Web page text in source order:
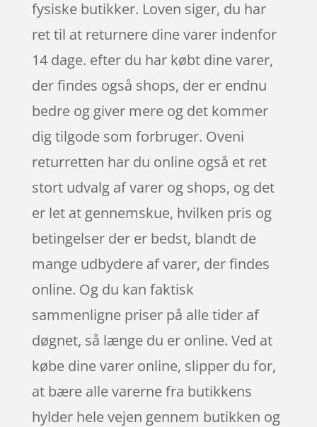
fysiske butikker. Loven siger, du har
ret til at returnere dine varer indenfor
14 dage. efter du har købt dine varer,
der findes også shops, der er endnu
bedre og giver mere og det kommer
dig tilgode som forbruger. Oveni
returretten har du online også et ret
stort udvalg af varer og shops, og det
er let at gennemskue, hvilken pris og
betingelser der er bedst, blandt de
mange udbydere af varer, der findes
online. Og du kan faktisk
sammenligne priser på alle tider af
døgnet, så længe du er online. Ved at
købe dine varer online, slipper du for,
at bære alle varerne fra butikkens
hylder hele vejen gennem butikken og